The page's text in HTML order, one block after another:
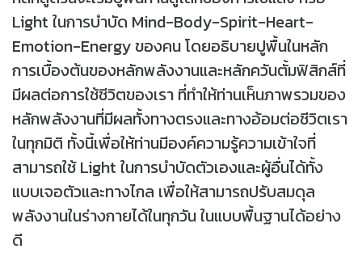
Light ในการบำบัด Mind-Body-Spirit-Heart-
Emotion-Energy ของคน โดยอธิบายปูพื้นในหลัก
การเบื้องต้นของหลักพลังงานและหลักควันตั้มฟิสิกส์ที่
มีผลต่อการใช้ชีวิตของเรา ที่ทำให้ท่านเห็นภาพรวมของ
หลักพลังงานที่มีผลทั้งทางตรงและทางอ้อมต่อชีวิตเรา
ในทุกมิติ ทั้งนี้เพื่อให้ท่านมีองค์ความรู้ความเข้าใจที่
สามารถใช้ Light ในการบำบัดตัวเองและผู้อื่นได้ทั้ง
แบบเจอตัวและทางไกล เพื่อให้สามารถปรับสมดุล
พลังงานในร่างกายได้ในทุกวัน ในแบบพื้นฐานได้อย่าง
ดี